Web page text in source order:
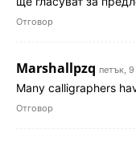
Отговор
Marshallpzq петък,
Many calligraphers
Отговор